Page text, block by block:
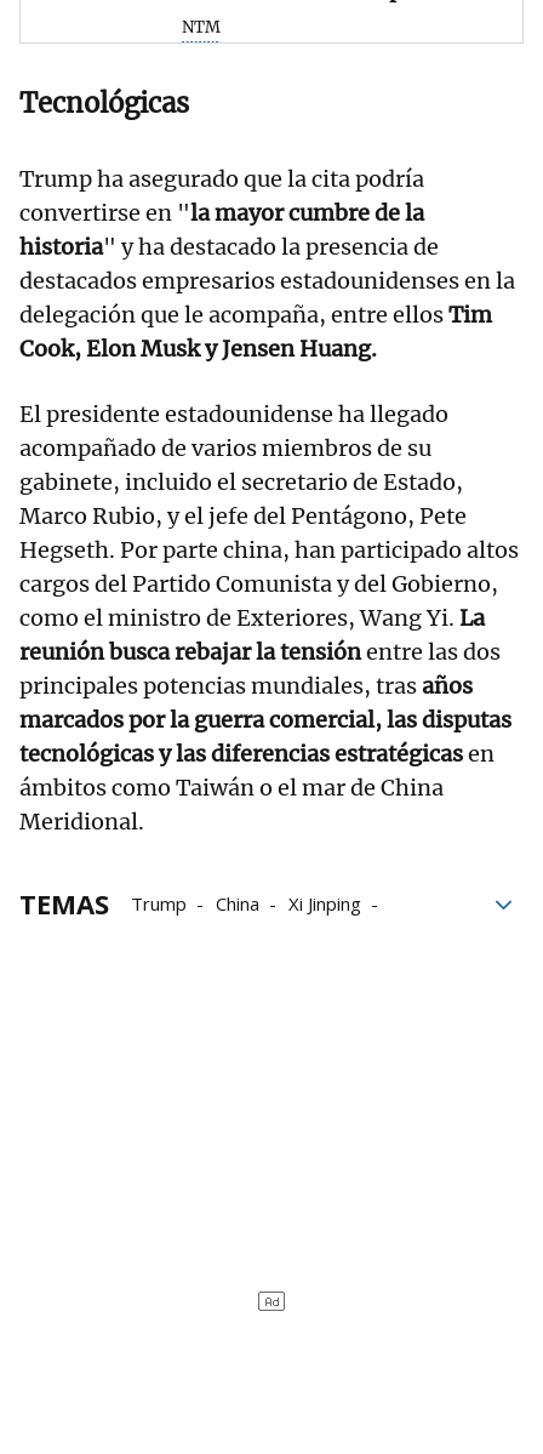
NTM
Tecnológicas
Trump ha asegurado que la cita podría
convertirse en "la mayor cumbre de la
historia" y ha destacado la presencia de
destacados empresarios estadounidenses en la
delegación que le acompaña, entre ellosTim
Cook, Elon Musk y Jensen Huang.
El presidente estadounidense ha llegado
acompañado de varios miembros de su
gabinete, incluido el secretario de Estado,
Marco Rubio, y el jefe del Pentágono, Pete
Hegseth. Por parte china, han participado altos
cargos del Partido Comunista y del Gobierno,
como el ministro de Exteriores, Wang Yi. La
reunión busca rebajar la tensiónentre las dos
principales potencias mundiales, trasaños
marcados por la guerra comercial, las disputas
tecnológicas y las diferencias estratégicasen
ámbitos como Taiwán o el mar de China
Meridional.
TEMAS Trump China
Xi Jinping